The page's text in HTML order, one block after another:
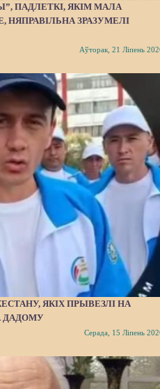
ПАДЛЕТКІ, ЯКІМ МАЛА
НЯПРАВІЛЬНА ЗРАЗУМЕЛІ
Аўторак, 21 Ліпень
ЯКІХ ПРЫВЕЗЛІ НА
ДАДОМУ
Серада, 15 Ліпень